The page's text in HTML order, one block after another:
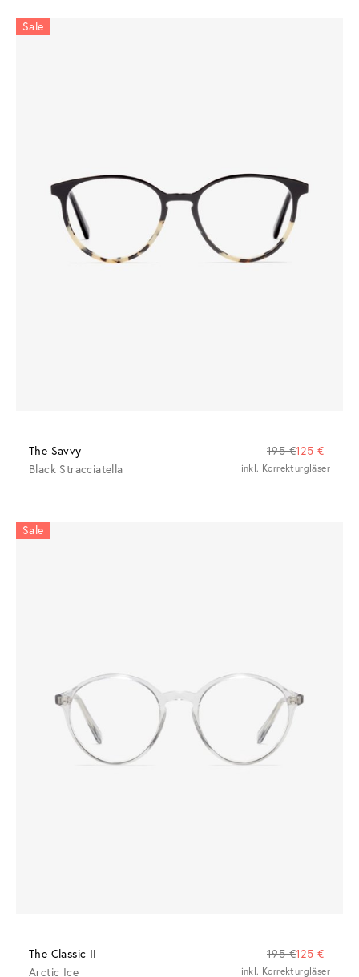
Sale
The Savvy 195 €125 €
Black Stracciatella
inkl. Korrekturgläser
Sale
The Classic II 195 €125 €
Arctic Ice
inkl. Korrekturgläser